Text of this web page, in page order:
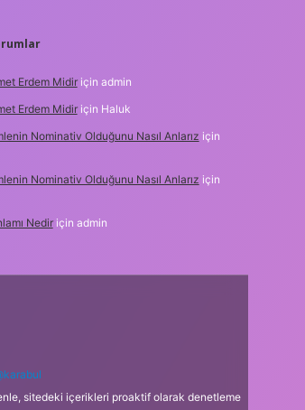
Erdem Midiriçin admin
Erdem Midiriçin Haluk
Nominativ Olduğunu Nasıl Anlarız için
Nominativ Olduğunu Nasıl Anlarız için
Nediriçin admin
sitedeki içerikleri proaktif olarak denetleme